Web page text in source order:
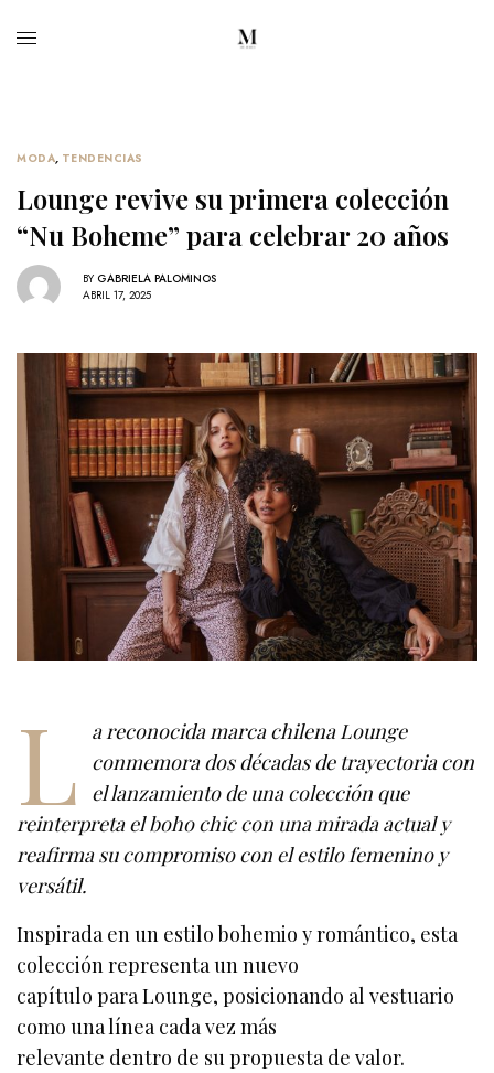
MODA, TENDENCIAS
Lounge revive su primera colección
“Nu Boheme” para celebrar 20 años
BY GABRIELA PALOMINOS
ABRIL 17, 2025
L
a reconocida marca chilena Lounge
conmemora dos décadas de trayectoria con
el lanzamiento de una colección que
reinterpreta el boho chic con una mirada actual y
reafirma su compromiso con el estilo femenino y
versátil.
Inspirada en un estilo bohemio y romántico, esta
colección representa un nuevo
capítulo para Lounge, posicionando al vestuario
como una línea cada vez más
relevante dentro de su propuesta de valor.